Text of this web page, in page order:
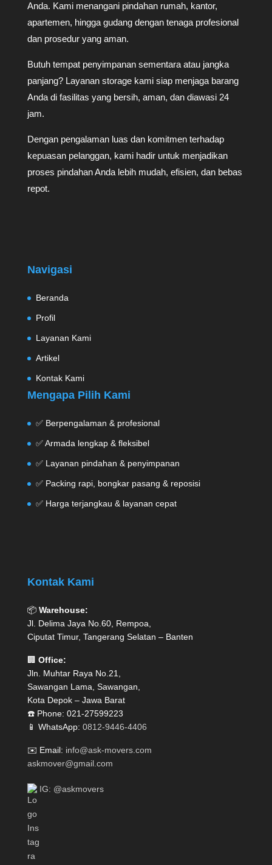
Anda. Kami menangani pindahan rumah, kantor,
apartemen, hingga gudang dengan tenaga profesional
dan prosedur yang aman.
Butuh tempat penyimpanan sementara atau jangka
panjang? Layanan storage kami siap menjaga barang
Anda di fasilitas yang bersih, aman, dan diawasi 24
jam.
Dengan pengalaman luas dan komitmen terhadap
kepuasan pelanggan, kami hadir untuk menjadikan
proses pindahan Anda lebih mudah, efisien, dan bebas
repot.
Navigasi
Beranda
Profil
Layanan Kami
Artikel
Kontak Kami
Mengapa Pilih Kami
✅ Berpengalaman & profesional
✅ Armada lengkap & fleksibel
✅ Layanan pindahan & penyimpanan
✅ Packing rapi, bongkar pasang & reposisi
✅ Harga terjangkau & layanan cepat
Kontak Kami
📦 Warehouse:
Jl. Delima Jaya No.60, Rempoa,
Ciputat Timur, Tangerang Selatan – Banten
🏢 Office:
Jln. Muhtar Raya No.21,
Sawangan Lama, Sawangan,
Kota Depok – Jawa Barat
☎️ Phone: 021-27599223
📱 WhatsApp: 0812-9446-4406
✉️ Email: info@ask-movers.com
askmover@gmail.com
IG: @askmovers